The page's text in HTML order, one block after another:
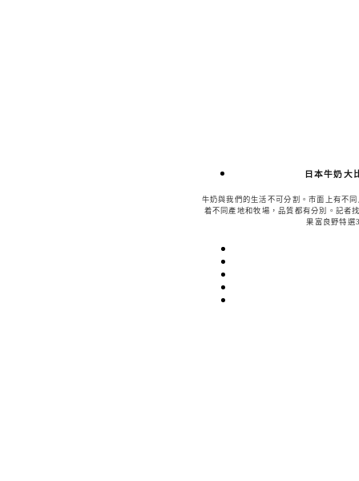
日本牛奶大
牛奶與我們的生活不可分割。市面上有不
着不同產地和牧場，品質都有分別。記者
果富良野特選